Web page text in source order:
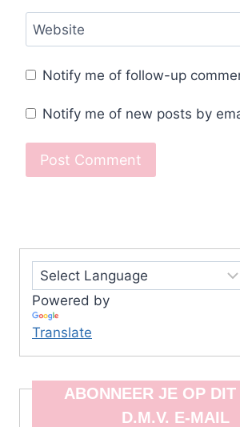
Website
Notify me of follow-up
Notify me of new posts by
Powered by
Translate
ABONNEER JE OP
D.M.V. E-MAIL